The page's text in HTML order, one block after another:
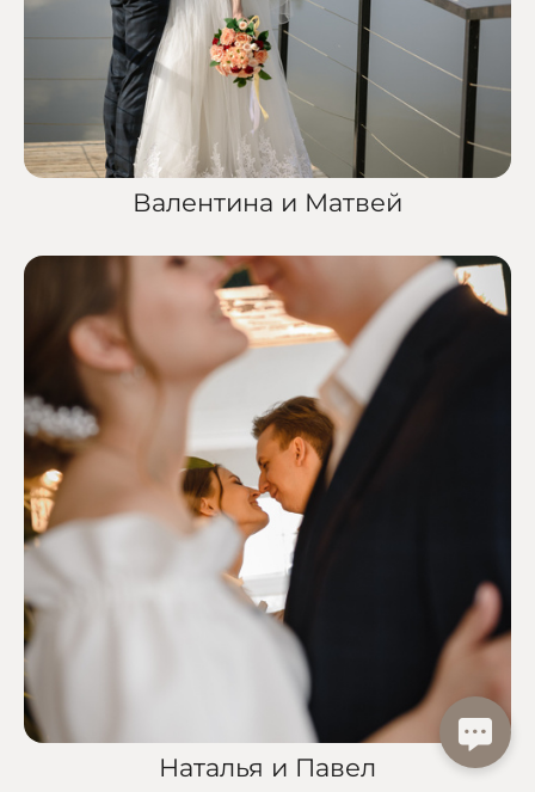
Валентина и Матвей
Наталья и Павел